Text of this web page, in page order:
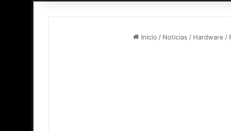
Inicio / Noticias / Hardware /